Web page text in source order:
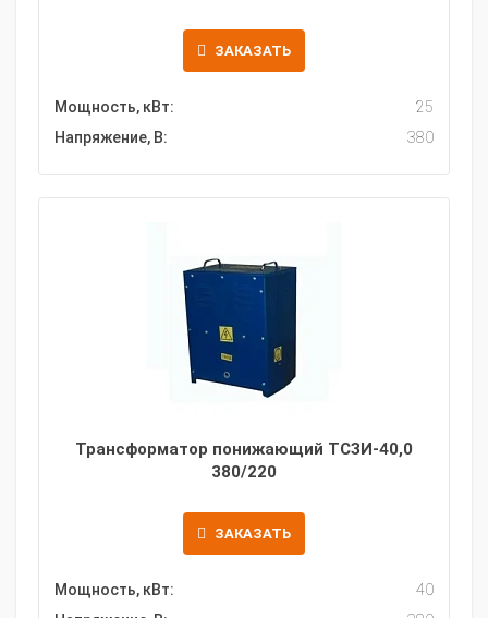
ЗАКАЗАТЬ
Мощность, кВт:
25
Напряжение, В:
380
Трансформатор понижающий ТСЗИ-40,0
380/220
ЗАКАЗАТЬ
Мощность, кВт:
40